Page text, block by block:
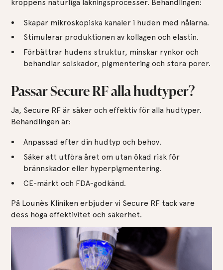
kroppens naturliga läkningsprocesser. Behandlingen:
Skapar mikroskopiska kanaler i huden med nålarna.
Stimulerar produktionen av kollagen och elastin.
Förbättrar hudens struktur, minskar rynkor och
behandlar solskador, pigmentering och stora porer.
Passar Secure RF alla hudtyper?
Ja, Secure RF är säker och effektiv för alla hudtyper.
Behandlingen är:
Anpassad efter din hudtyp och behov.
Säker att utföra året om utan ökad risk för
brännskador eller hyperpigmentering.
CE-märkt och FDA-godkänd.
På Lounès Kliniken erbjuder vi Secure RF tack vare
dess höga effektivitet och säkerhet.